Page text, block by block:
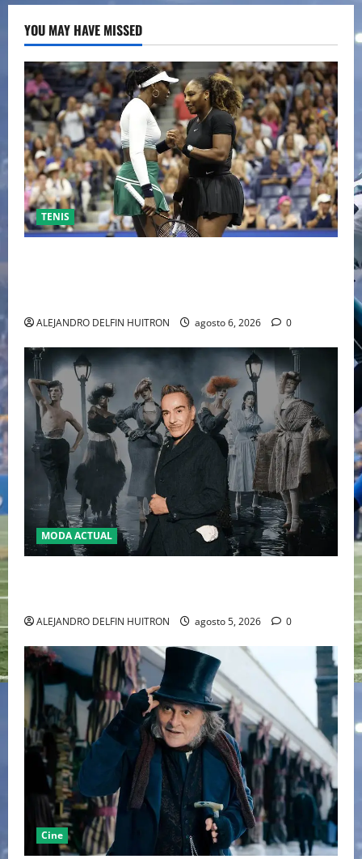
YOU MAY HAVE MISSED
TENIS
ALEJANDRO DELFIN HUITRON agosto 6, 2026 0
MODA ACTUAL
ALEJANDRO DELFIN HUITRON agosto 5, 2026 0
Cine